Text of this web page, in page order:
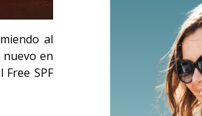
al
nuevo en
SPF